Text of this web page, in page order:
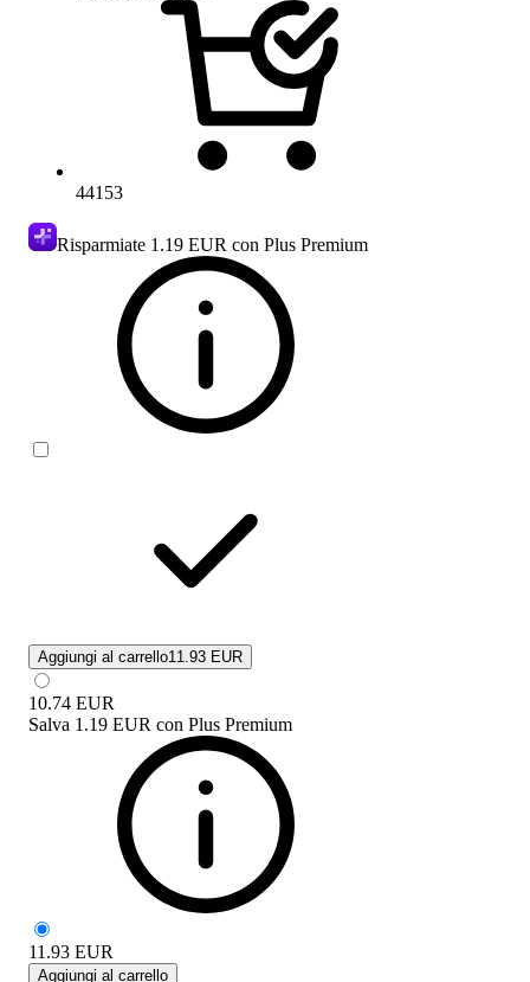
44153
Risparmiate 1.19 EUR con Plus Premium
Aggiungi al carrello11.93 EUR
10.74 EUR
Salva 1.19 EUR con Plus Premium
11.93 EUR
Aggiungi al carrello